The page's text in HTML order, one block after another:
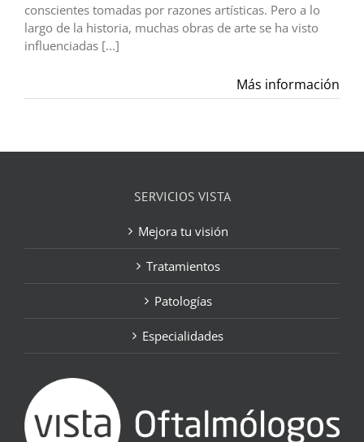
conscientes tomadas por razones artísticas. Pero a lo
largo de la historia, muchas obras de arte se ha visto
influenciadas [...]
Más información
SERVICIOS VISTA
Mejora tu visión
Tratamientos
Patologías
Especialidades